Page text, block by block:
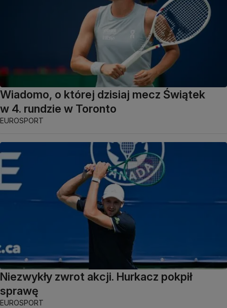
Wiadomo, o której dzisiaj mecz Świątek
w 4. rundzie w Toronto
EUROSPORT
Niezwykły zwrot akcji. Hurkacz pokpił
sprawę
EUROSPORT